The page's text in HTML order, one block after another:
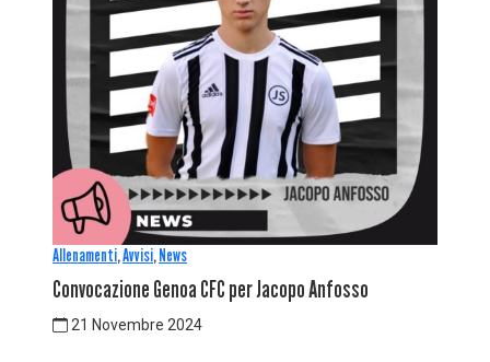
Allenamenti,Avvisi,News
Convocazione Genoa CFC per Jacopo Anfosso
21 Novembre 2024